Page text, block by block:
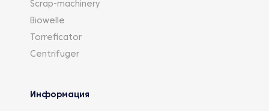
Scrap-machinery
Biowelle
Torreficator
Centrifuger
Информация